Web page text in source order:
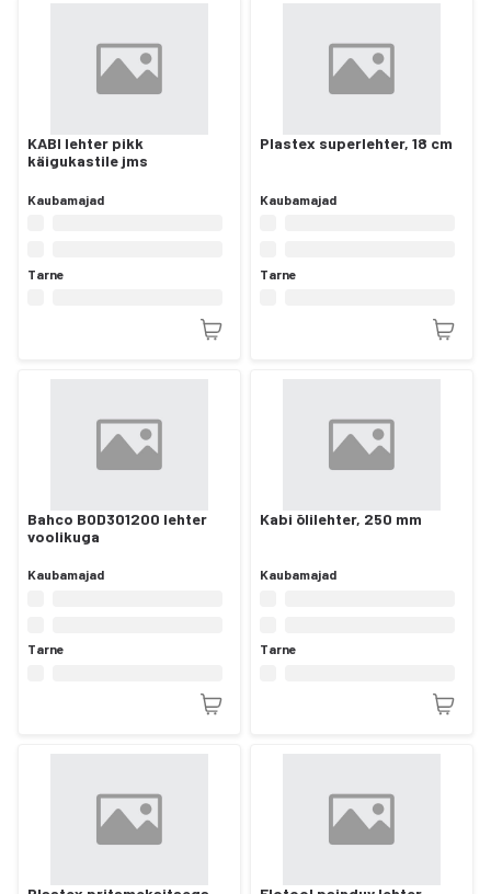
KABI lehter pikk
käigukastile jms
Kaubamajad
Tarne
Plastex superlehter, 18 cm
Kaubamajad
Tarne
Bahco BOD301200 lehter
voolikuga
Kaubamajad
Tarne
Kabi õlilehter, 250 mm
Kaubamajad
Tarne